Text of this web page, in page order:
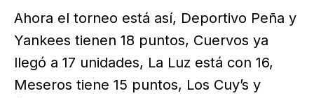
Ahora el torneo está así, Deportivo Peña y
Yankees tienen 18 puntos, Cuervos ya
llegó a 17 unidades, La Luz está con 16,
Meseros tiene 15 puntos, Los Cuy’s y